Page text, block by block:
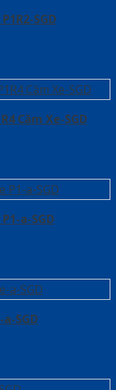
SGD
Căm Xe-SGD
a-SGD
SGD